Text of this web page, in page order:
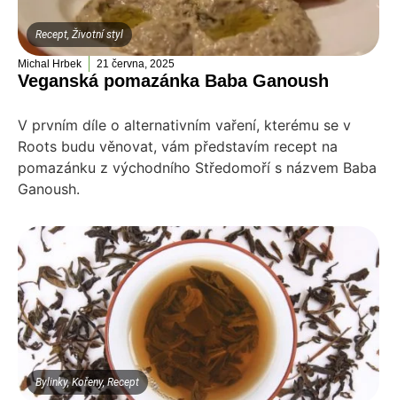
Recept, Životní styl
Michal Hrbek 21 června, 2025
Veganská pomazánka Baba Ganoush
V prvním díle o alternativním vaření, kterému se v
Roots budu věnovat, vám představím recept na
pomazánku z východního Středomoří s názvem Baba
Ganoush.
Bylinky,Kořeny,Recept